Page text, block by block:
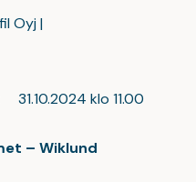
Oyj |
klo 11.00
– Wiklund